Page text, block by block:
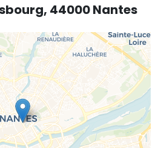
44000 Nantes